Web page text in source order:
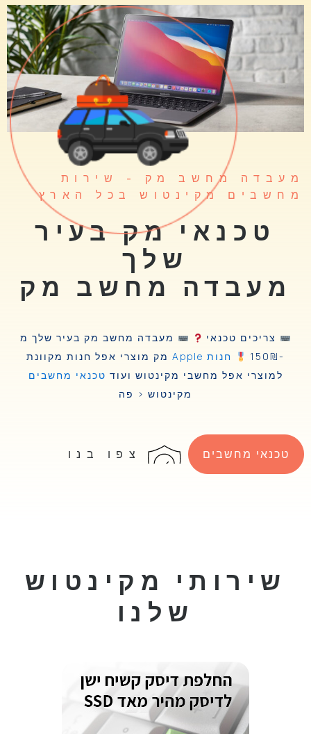
מעבדה מחשב מק - שירות
מחשבים מקינטוש בכל הארץ
טכנאי מק בעיר
שלך
מעבדה מחשב מק
צריכים טכנאי
מעבדה מחשב מק בעיר שלך מ
-150₪
חנות Apple
מק מוצרי אפל חנות מקוונת
למוצרי אפל מחשבי מקינטוש ועוד טכנאי מחשבים
מקינטוש < פה
טכנאי מחשבים צפו בנו
שירותי מקינטוש
שלנו